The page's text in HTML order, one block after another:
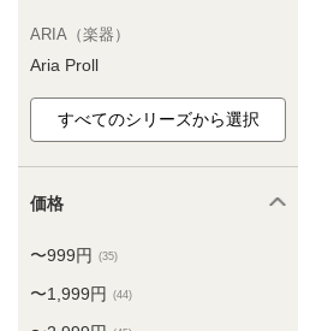
ARIA（楽器）
Aria Proll
価格
〜999円 (35)
〜1,999円 (44)